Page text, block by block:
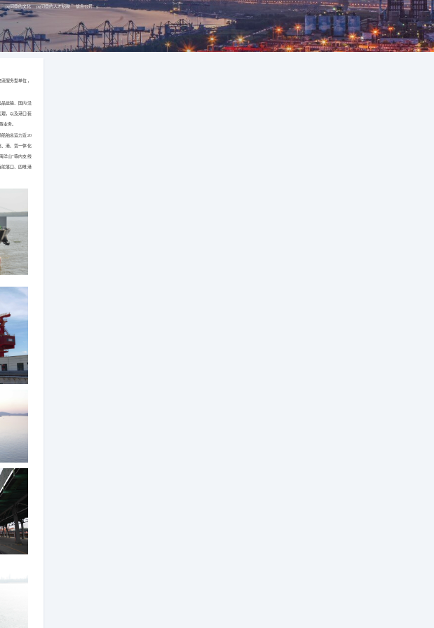
pg问鼎的文化 pg问鼎的人才招聘 信息公开
服务型单位，
品运输、国内沿
理，以及港口装
业务。
船舶总运力近20
、港、贸一体化
洋山”等内支线
舵落口、四唯港